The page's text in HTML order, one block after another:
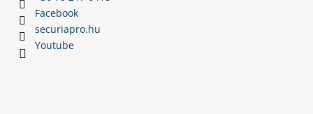
Facebook
securiapro.hu
Youtube